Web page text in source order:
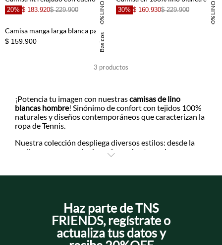
100% LINO
+
20% $ 183.920$ 229.900 100% LINO
30% $ 160.930$ 229.900
Basicos
Camisa manga larga blanca para hombre
$ 159.900
3 productos
¡Potencia tu imagen con nuestrascamisas de lino
blancas hombre! Sinónimo de confort con tejidos 100%
naturales y diseños contemporáneos que caracterizan la
ropa de Tennis.
Nuestra colección despliega diversos estilos: desde la
cuello neru para un look moderno, hasta opciones
clásicas con perilla de botones. Cada
reforzadas y diseños frescos.
outfits de moda, haciendo match con bermudas para un
look playero, con chinos en ocasiones smart-casual o
looks layering añadiendo una t-shirt debajo con mangas
Haz parte de TNS
FRIENDS, regístrate o
actualiza tus datos y